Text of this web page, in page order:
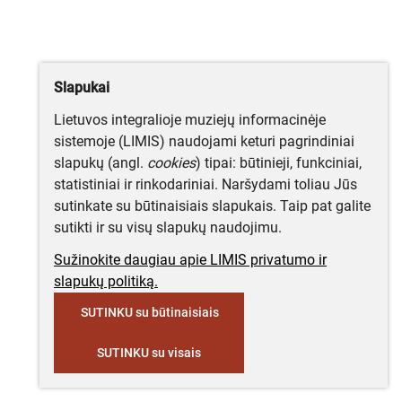
Slapukai
Lietuvos integralioje muziejų informacinėje
sistemoje (LIMIS) naudojami keturi pagrindiniai
slapukų (angl. cookies) tipai: būtinieji, funkciniai,
statistiniai ir rinkodariniai. Naršydami toliau Jūs
sutinkate su būtinaisiais slapukais. Taip pat galite
sutikti ir su visų slapukų naudojimu.
Sužinokite daugiau apie LIMIS privatumo ir
slapukų politiką.
SUTINKU su būtinaisiais
SUTINKU su visais